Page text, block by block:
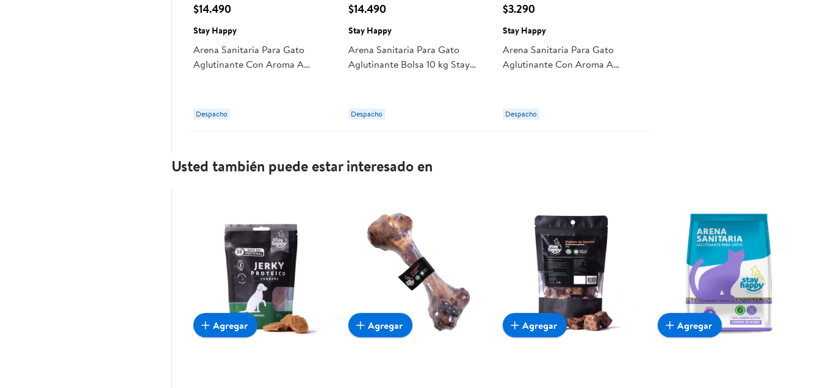
$14.490
Stay Happy
Arena Sanitaria Para Gato
Aglutinante Con Aroma A
Despacho
$14.490
Stay Happy
Arena Sanitaria Para Gato
Aglutinante Bolsa 10 kg Stay
Despacho
$3.290
Stay Happy
Arena Sanitaria Para Gato
Aglutinante Con Aroma A
Despacho
Usted también puede estar interesado en
Agregar Agregar Agregar Agregar